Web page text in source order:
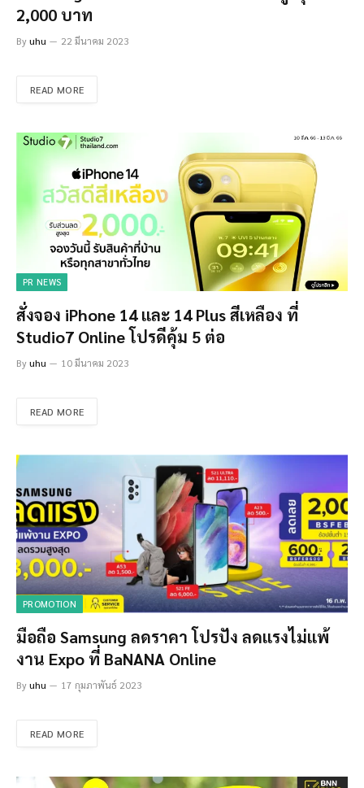
2,000 บาท
Byuhu 22 มีนาคม 2023
READ MORE
PR NEWS
สั่งจอง iPhone 14 และ 14 Plus สีเหลือง ที่
Studio7 Online โปรดีคุ้ม 5 ต่อ
Byuhu 10 มีนาคม 2023
READ MORE
PROMOTION
มือถือ Samsung ลดราคา โปรปัง ลดแรงไม่แพ้
งาน Expo ที่ BaNANA Online
Byuhu 17 กุมภาพันธ์ 2023
READ MORE